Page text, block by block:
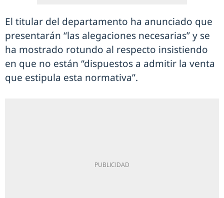
El titular del departamento ha anunciado que
presentarán “las alegaciones necesarias” y se
ha mostrado rotundo al respecto insistiendo
en que no están “dispuestos a admitir la venta
que estipula esta normativa”.